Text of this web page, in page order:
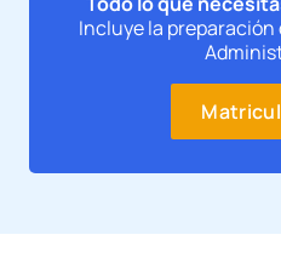
Incluye la preparación